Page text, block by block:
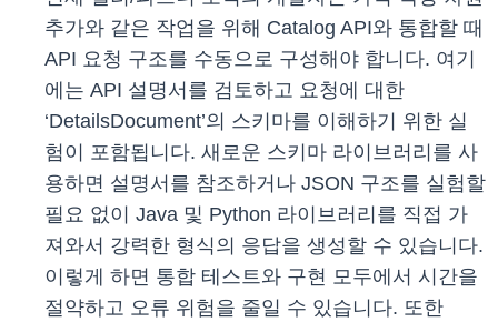
추가와 같은 작업을 위해 Catalog API와 통합할 때
API 요청 구조를 수동으로 구성해야 합니다. 여기
에는 API 설명서를 검토하고 요청에 대한
‘DetailsDocument’의 스키마를 이해하기 위한 실
험이 포함됩니다. 새로운 스키마 라이브러리를 사
용하면 설명서를 참조하거나 JSON 구조를 실험할
필요 없이 Java 및 Python 라이브러리를 직접 가
져와서 강력한 형식의 응답을 생성할 수 있습니다.
이렇게 하면 통합 테스트와 구현 모두에서 시간을
절약하고 오류 위험을 줄일 수 있습니다. 또한